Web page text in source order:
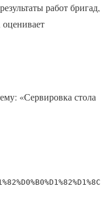
работ бригад,
«Сервировка стола